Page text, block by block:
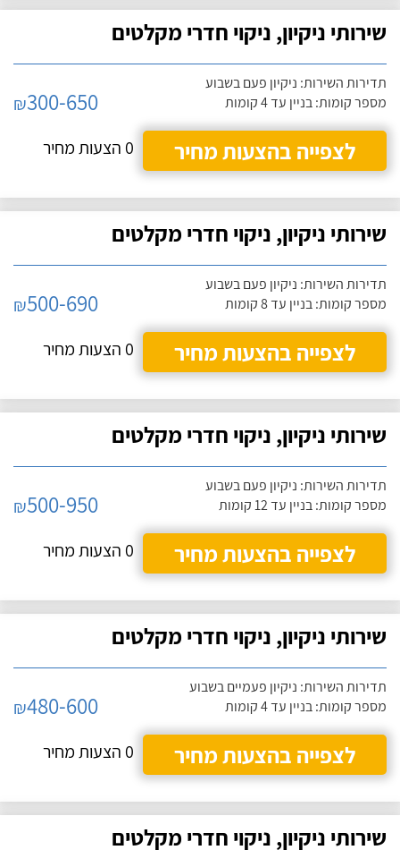
שירותי ניקיון, ניקוי חדרי מקלטים
תדירות השירות: ניקיון פעם בשבוע
מספר קומות: בניין עד 4 קומות
₪300-650
לצפייה בהצעות מחיר
0 הצעות מחיר
שירותי ניקיון, ניקוי חדרי מקלטים
תדירות השירות: ניקיון פעם בשבוע
מספר קומות: בניין עד 8 קומות
₪500-690
לצפייה בהצעות מחיר
0 הצעות מחיר
שירותי ניקיון, ניקוי חדרי מקלטים
תדירות השירות: ניקיון פעם בשבוע
מספר קומות: בניין עד 12 קומות
₪500-950
לצפייה בהצעות מחיר
0 הצעות מחיר
שירותי ניקיון, ניקוי חדרי מקלטים
תדירות השירות: ניקיון פעמיים בשבוע
מספר קומות: בניין עד 4 קומות
₪480-600
לצפייה בהצעות מחיר
0 הצעות מחיר
שירותי ניקיון, ניקוי חדרי מקלטים